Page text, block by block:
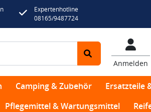
Expertenhotline
08165/9487724
Anmelden
Camping & Zubehör Ersatzteile
Pflegemittel & Wartungsmittel